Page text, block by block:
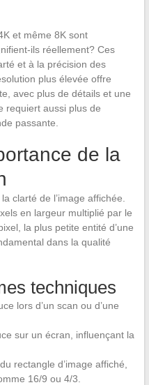
et même 8K sont
ils réellement? Ces
et à la précision des
plus élevée offre
avec plus de détails et une
requiert aussi plus de
passante.
de la
clarté de l’image affichée.
en largeur multiplié par le
la plus petite entité d’une
dans la qualité
techniques
lors d’un scan ou d’une
sur un écran, influençant la
rectangle d’image affiché,
16/9 ou 4/3.